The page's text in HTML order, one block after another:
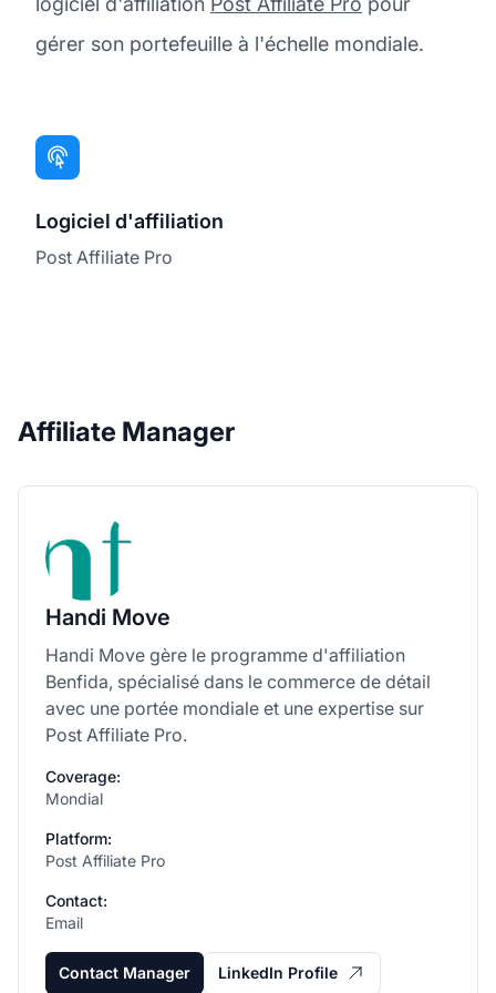
gérer son portefeuille à l'échelle mondiale.
Logiciel d'affiliation
Post Affiliate Pro
Affiliate Manager
Handi Move
Handi Move gère le programme d'affiliation
Benfida, spécialisé dans le commerce de détail
avec une portée mondiale et une expertise sur
Post Affiliate Pro.
Coverage:
Mondial
Platform:
Post Affiliate Pro
Contact:
Email
Contact Manager LinkedIn Profile